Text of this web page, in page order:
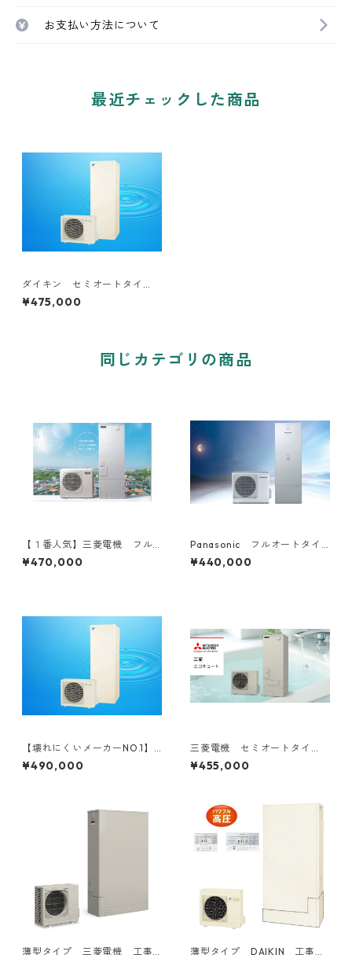
お支払い方法について
最近チェックした商品
ダイキン セミオートタイ
プ 工事費込み 補助金対象
機種
¥475,000
同じカテゴリの商品
【１番人気】三菱電機 フル
オートタイプ 工事費込み
補助金対象機種
¥470,000
Panasonic フルオートタイ
プ 工事費込み 補助金対象
機種
¥440,000
【壊れにくいメーカーNO.1】
DAIKIN フルオートタイ
プ 工事費込み 補助金対象
¥490,000
三菱電機 セミオートタイ
プ 工事費込み 補助金対象
機種
¥455,000
薄型タイプ 三菱電機 工事
薄型タイプ DAIKIN 工事費